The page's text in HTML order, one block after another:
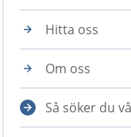
Hitta oss
Om oss
Så söker du